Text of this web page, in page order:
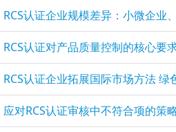
RCS认证对产品质量控制的核心要
应对RCS认证审核中不符合项的策